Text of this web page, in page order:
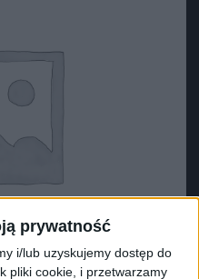
prywatność
i/lub uzyskujemy dostęp do
pliki cookie, i przetwarzamy